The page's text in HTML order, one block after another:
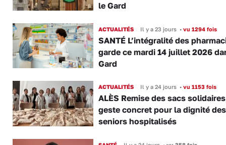
le Gard
ACTUALITÉS Il y a 23 jours •vu 1294 fois
SANTÉ L’intégralité des
garde ce mardi 14 juillet 2026
Gard
ACTUALITÉS Il y a 24 jours •vu 1153 fois
ALÈS Remise des sacs
geste concret pour la dignité des
seniors hospitalisés